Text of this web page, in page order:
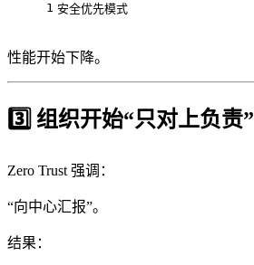
1 安全优先模式
性能开始下降。
3️⃣ 组织开始“只对上负责”
Zero Trust 强调：
“向中心汇报”。
结果：